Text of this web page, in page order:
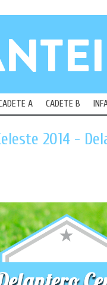
A CADETE B
2014 -